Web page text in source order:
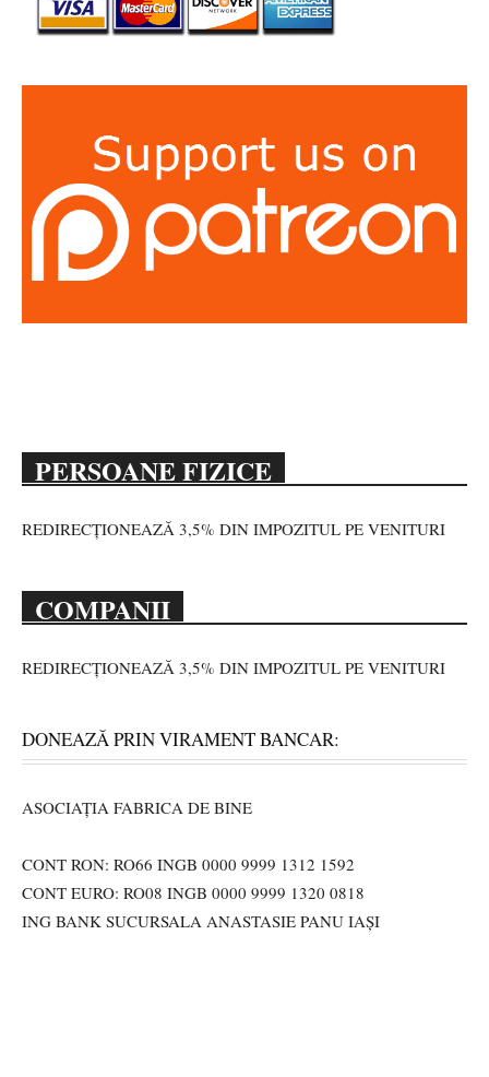
PERSOANE FIZICE
REDIRECȚIONEAZĂ 3,5% DIN IMPOZITUL PE VENITURI
COMPANII
REDIRECȚIONEAZĂ 3,5% DIN IMPOZITUL PE VENITURI
DONEAZĂ PRIN VIRAMENT BANCAR:
ASOCIAȚIA FABRICA DE BINE
CONT RON: RO66 INGB 0000 9999 1312 1592
CONT EURO: RO08 INGB 0000 9999 1320 0818
ING BANK SUCURSALA ANASTASIE PANU IAȘI